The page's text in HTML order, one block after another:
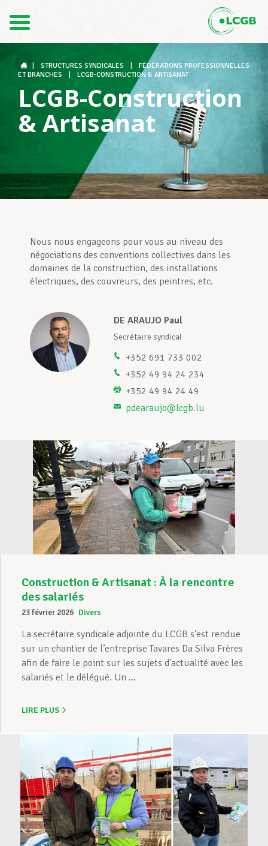
DE
Le LCGB
Structures syndicales
Assistance au Travail
Vos droits
Développement professionnel
Devenir Membre
Actualités
STRUCTURES SYNDICALES
FÉDÉRATIONS PROFESSIONNELLES
ET BRANCHES
LCGB-CONSTRUCTION & ARTISANAT
LCGB-Construction
& Artisanat
Nous nous engageons pour vous au niveau des
négociations des conventions collectives dans les
domaines de la construction, des installations
électriques, des couvreurs, des peintres, etc.
DE ARAUJO Paul
Secrétaire syndical
+352 691 733 002
+352 49 94 24 234
+352 49 94 24 49
pdearaujo@lcgb.lu
2
Construction & Artisanat : À la rencontre
des salariés
23 février 2026 Divers
La secrétaire syndicale adjointe du LCGB s’est rendue
sur un chantier de l’entreprise Tavares Da Silva Frères
afin de faire le point sur les sujets d’actualité avec les
salariés et le délégué. Un ...
LIRE PLUS